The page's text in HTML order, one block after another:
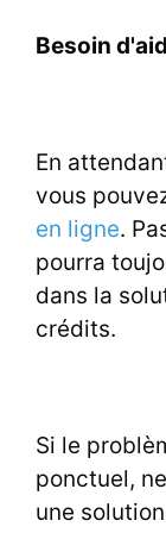
Besoin
En
vous
en ligne.
pourra
dans la
crédits.
Si le
ponctuel,
une